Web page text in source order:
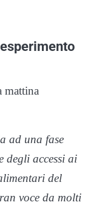
mattina
ad una fase
degli accessi ai
del
voce da molti